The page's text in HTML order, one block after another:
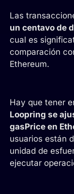
Las
un centavo de
cual es
comparación
Ethereum.
Hay que tener
Loopring se
gasPrice en
usuarios están
unidad de
ejecutar